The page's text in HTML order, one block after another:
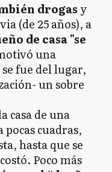
drogas y
(de 25 años), a
de casa "se
una
fue del lugar,
un sobre
casa de una
cuadras,
hasta que se
Poco más